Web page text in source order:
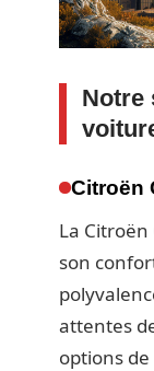
Notre
Citroën
La Citroën
son
attentes
options